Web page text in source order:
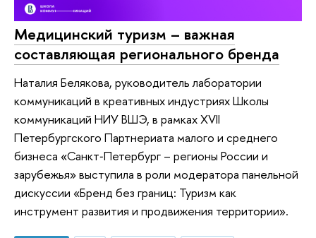
Медицинский туризм – важная
составляющая регионального бренда
Наталия Белякова, руководитель лаборатории
коммуникаций в креативных индустриях Школы
коммуникаций НИУ ВШЭ, в рамках XVII
Петербургского Партнериата малого и среднего
бизнеса «Санкт‑Петербург – регионы России и
зарубежья» выступила в роли модератора панельной
дискуссии «Бренд без границ: Туризм как
инструмент развития и продвижения территории».